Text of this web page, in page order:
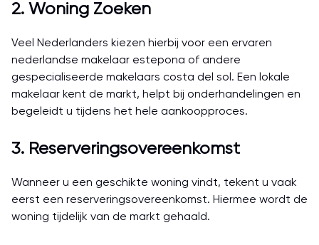
2. Woning Zoeken
Veel Nederlanders kiezen hierbij voor een ervaren
nederlandse makelaar estepona of andere
gespecialiseerde makelaars costa del sol. Een lokale
makelaar kent de markt, helpt bij onderhandelingen en
begeleidt u tijdens het hele aankoopproces.
3. Reserveringsovereenkomst
Wanneer u een geschikte woning vindt, tekent u vaak
eerst een reserveringsovereenkomst. Hiermee wordt de
woning tijdelijk van de markt gehaald.